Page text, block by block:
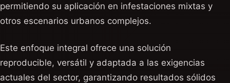
permitiendo su aplicación en infestaciones mixtas y
otros escenarios urbanos complejos.
Este enfoque integral ofrece una solución
reproducible, versátil y adaptada a las exigencias
actuales del sector, garantizando resultados sólidos